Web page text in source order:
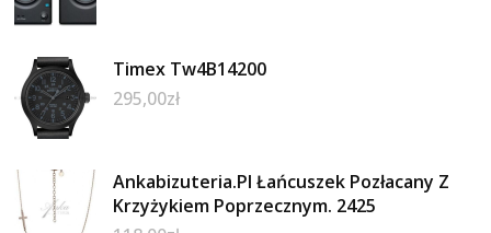
Timex Tw4B14200
295,00zł
Ankabizuteria.Pl Łańcuszek Pozłacany Z
Krzyżykiem Poprzecznym. 2425